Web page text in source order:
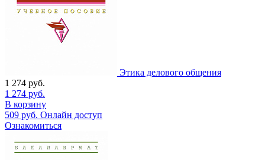
Этика делового общения
1 274 руб.
1 274 руб.
В корзину
509 руб. Онлайн доступ
Ознакомиться